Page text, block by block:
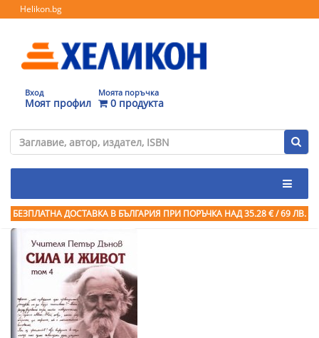
Helikon.bg
Вход
Моят профил
Моята поръчка
0 продукта
БЕЗПЛАТНА ДОСТАВКА В БЪЛГАРИЯ ПРИ ПОРЪЧКА НАД 35.28 € / 69 ЛВ.